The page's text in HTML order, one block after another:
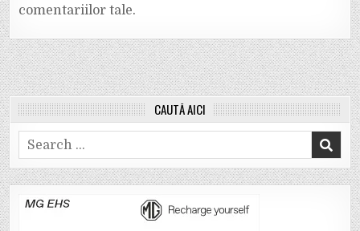
comentariilor tale.
CAUTĂ AICI
Search
for: